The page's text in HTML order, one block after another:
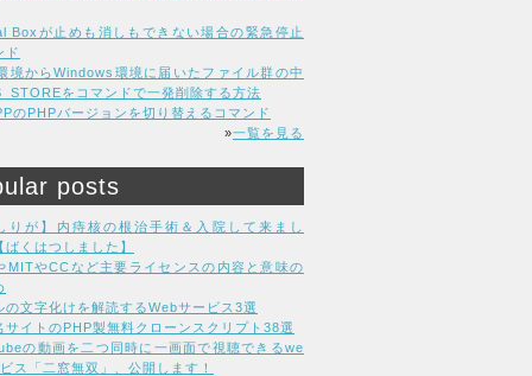
Boxが止めも消しもできない場合の緊急停止
ド
境からWindows環境に届いたファイル群の中
をコマンドで一発削除する方法
のPHPバージョンを切り替えるコマンド
»一覧を見る
posts
りが】内痔核の根治手術＆入院して来まし
ばくはつしました】
MITやCCなど主要ライセンスの内容と意味の
の文字化けを解読するWebサービス3選
サイトのPHP製無料クローンスクリプト38選
の動画を二つ同時に一画面で視聴できるwe
ス「二窓無双」、公開します！